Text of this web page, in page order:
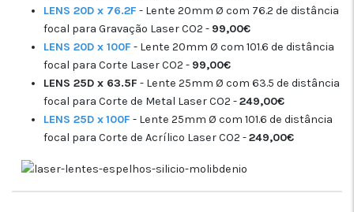
LENS 20D x 76.2F - Lente 20mm Ø com 76.2 de distância
focal para Gravação Laser CO2 - 99,00€
LENS 20D x 100F - Lente 20mm Ø com 101.6 de distância
focal para Corte Laser CO2 - 99,00€
LENS 25D x 63.5F - Lente 25mm Ø com 63.5 de distância
focal para Corte de Metal Laser CO2 -249,00€
LENS 25D x100F - Lente 25mm Ø com 101.6 de distância
focal para Corte de Acrílico Laser CO2 -249,00€